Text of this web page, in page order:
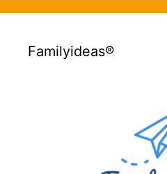
Familyideas®